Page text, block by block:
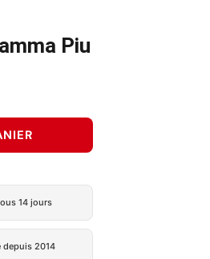
Piu
14 jours
depuis 2014